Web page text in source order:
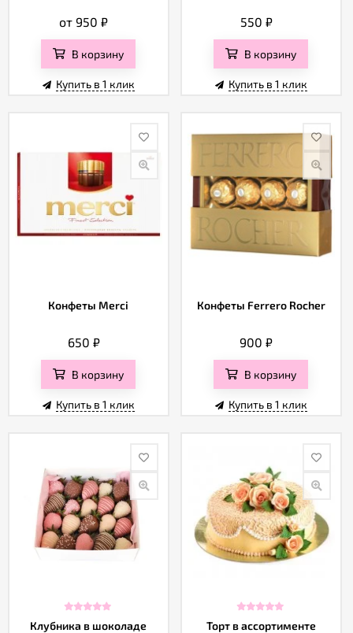
от 950₽
В корзину
Купить в 1 клик
550 ₽
В корзину
Купить в 1 клик
Конфеты Merci
650 ₽
В корзину
Купить в 1 клик
Конфеты Ferrero Rocher
900₽
В корзину
Купить в 1 клик
Клубника в шоколаде Торт в ассортименте